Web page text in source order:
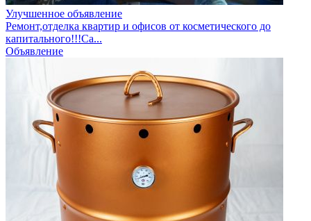
Улучшенное объявление
Ремонт,отделка квартир и офисов от косметического до
капитального!!!Са...
Объявление